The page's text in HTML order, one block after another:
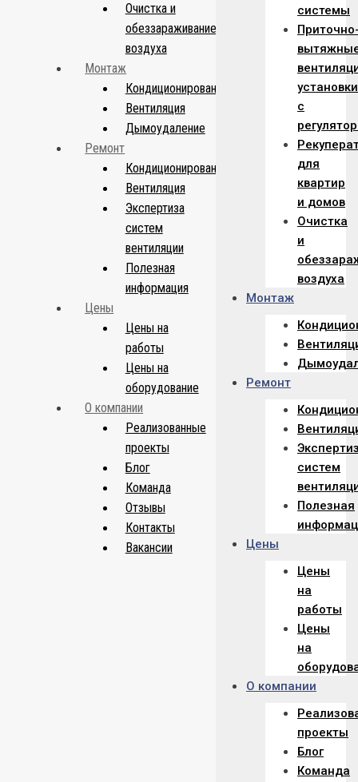
системы
установки
с
для
квартир
и домов
Очистка
и
воздуха
Монтаж
Ремонт
систем
Полезная
Цены
Цены
на
работы
Цены
на
О компании
проекты
Блог
Команда
Очистка и
обеззараживание
воздуха
Монтаж
Кондиционирование
Вентиляция
Дымоудаление
Ремонт
Кондиционирование
Вентиляция
Экспертиза
систем
вентиляции
Полезная
информация
Цены
Цены на
работы
Цены на
оборудование
О компании
Реализованные
проекты
Блог
Команда
Отзывы
Контакты
Вакансии